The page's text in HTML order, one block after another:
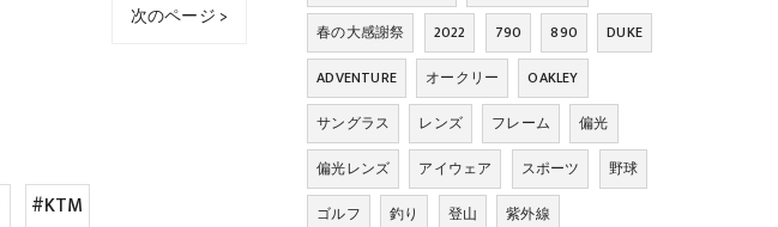
次のページ >
#KTM
春の大感謝祭
2022 790 890
DUKE
ADVENTURE
オークリー
OAKLEY
サングラス
レンズ フレーム
偏光
偏光レンズ
アイウェア スポーツ
野球
ゴルフ
釣り 登山
紫外線